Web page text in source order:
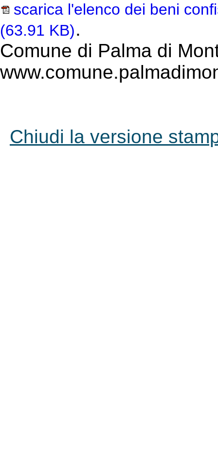
scarica l'elenco dei beni
(63.91 KB).
Comune di Palma di
Chiudi la versione